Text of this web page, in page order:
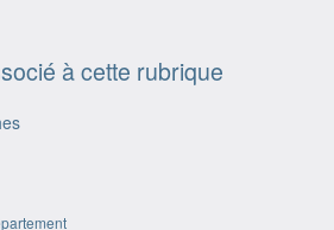
à cette rubrique